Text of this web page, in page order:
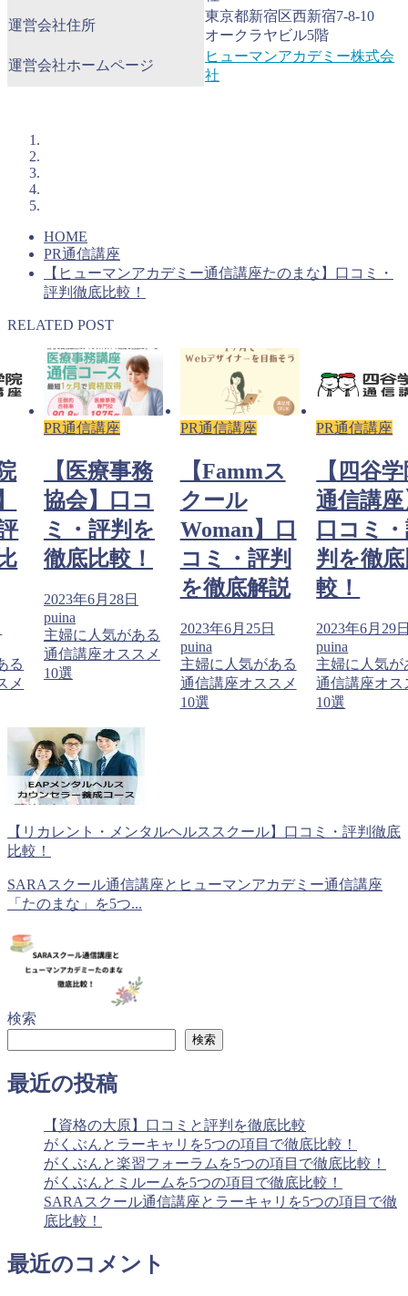
運営会社住所
東京都新宿区西新宿7-8-10
オークラヤビル5階
運営会社ホームページ
ヒューマンアカデミー株式会
社
HOME
PR通信講座
【ヒューマンアカデミー通信講座たのまな】口コミ・
評判徹底比較！
RELATED POST
る
メ
PR通信講座
【医療事務
協会】口コ
ミ・評判を
徹底比較！
2023年6月28日
puina
主婦に人気がある
通信講座オススメ
10選
PR通信講座
【Fammス
クール
Woman】口
コミ・評判
を徹底解説
2023年6月25日
puina
主婦に人気がある
通信講座オススメ
10選
PR通信講座
【四谷
通信講
口コミ
判を徹
較！
2023年6月29
puina
主婦に人気が
通信講座オス
10選
【リカレント・メンタルヘルススクール】口コミ・評判徹底
比較！
SARAスクール通信講座とヒューマンアカデミー通信講座
「たのまな」を5つ...
検索
検索
最近の投稿
【資格の大原】口コミと評判を徹底比較
がくぶんとラーキャリを5つの項目で徹底比較！
がくぶんと楽習フォーラムを5つの項目で徹底比較！
がくぶんとミルームを5つの項目で徹底比較！
SARAスクール通信講座とラーキャリを5つの項目で徹
底比較！
最近のコメント